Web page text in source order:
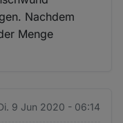
Nachdem
Menge
9 Jun 2020 - 06:14